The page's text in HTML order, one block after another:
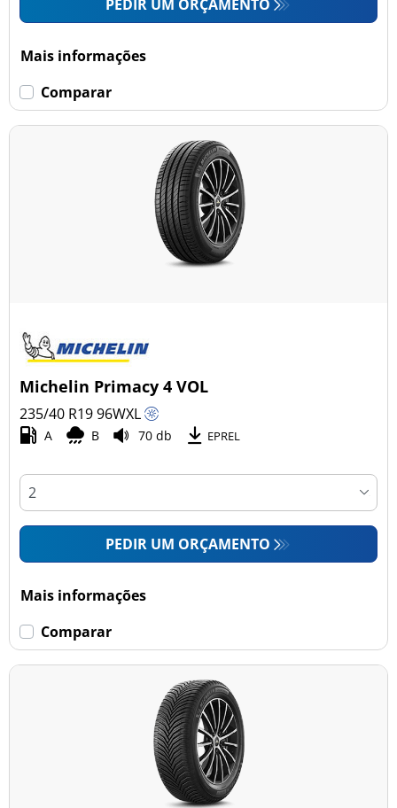
PEDIR UM ORÇAMENTO
Mais informações
Comparar
Michelin Primacy 4 VOL
235/40 R1996WXL
A B 70 db EPREL
PEDIR UM ORÇAMENTO
Mais informações
Comparar